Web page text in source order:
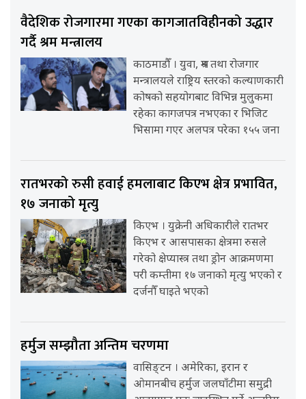
वैदेशिक रोजगारमा गएका कागजातविहीनको उद्धार
गर्दै श्रम मन्त्रालय
काठमाडौँ । युवा, श्रम तथा रोजगार
मन्त्रालयले राष्ट्रिय स्तरको कल्याणकारी
कोषको सहयोगबाट विभिन्न मुलुकमा
रहेका कागजपत्र नभएका र भिजिट
भिसामा गएर अलपत्र परेका १५५ जना
रातभरको रुसी हवाई हमलाबाट किएभ क्षेत्र प्रभावित,
१७ जनाको मृत्यु
किएभ । युक्रेनी अधिकारीले रातभर
किएभ र आसपासका क्षेत्रमा रुसले
गरेको क्षेप्यास्त्र तथा ड्रोन आक्रमणमा
परी कम्तीमा १७ जनाको मृत्यु भएको र
दर्जनौँ घाइते भएको
हर्मुज सम्झौता अन्तिम चरणमा
वासिङ्टन । अमेरिका, इरान र
ओमानबीच हर्मुज जलघाँटीमा समुद्री